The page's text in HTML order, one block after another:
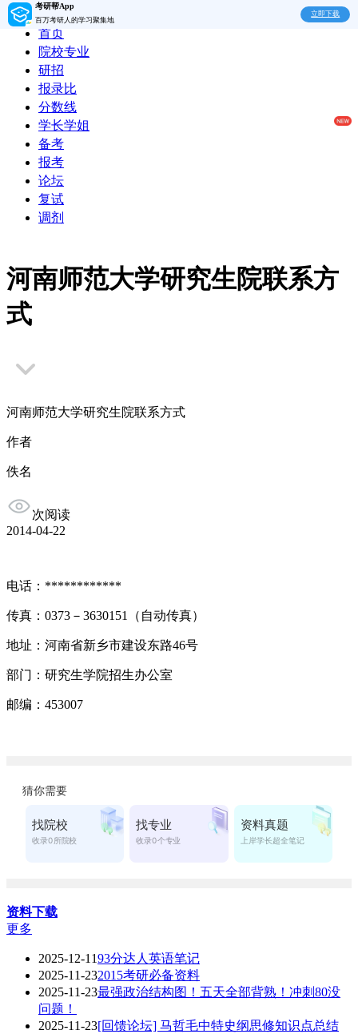
考研帮App
百万考研人的学习聚集地
立即下载
首页
院校专业
研招
报录比
分数线
学长学姐
备考
报考
论坛
复试
调剂
河南师范大学研究生院联系方
式
河南师范大学研究生院联系方式
作者
佚名
次阅读
2014-04-22
电话：************
传真：0373－3630151（自动传真）
地址：河南省新乡市建设东路46号
部门：研究生学院招生办公室
邮编：453007
资料下载
更多
2025-12-1193分达人英语笔记
2025-11-232015考研必备资料
2025-11-23最强政治结构图！五天全部背熟！冲刺80没
问题！
2025-11-23[回馈论坛] 马哲毛中特史纲思修知识点总结